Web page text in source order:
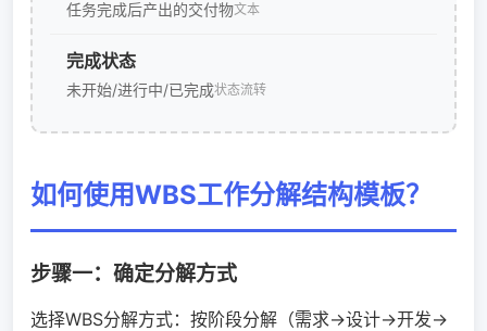
任务完成后产出的交付物文本
完成状态
未开始/进行中/已完成状态流转
如何使用WBS工作分解结构模板？
步骤一：确定分解方式
选择WBS分解方式：按阶段分解（需求→设计→开发→